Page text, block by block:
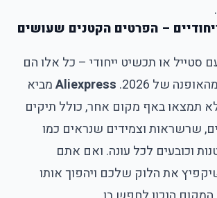
– הפרטים הקטנים שעושים
סטייל או תכשיט ייחודי – כל אלו הם
של 2026.
Aliexpressמביא
תמצאו באף מקום אחר, כולל תיקים
שרשראות וצמידים שנראים כמו
וכובעים לכל עונה. ואם אתם
את הלוק שלכם ויהפוך אותו